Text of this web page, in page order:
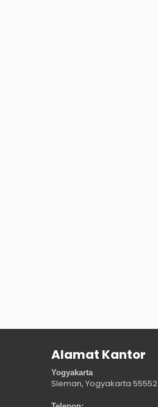
Alamat Kantor
Yogyakarta
Sleman, Yogyakarta 55552